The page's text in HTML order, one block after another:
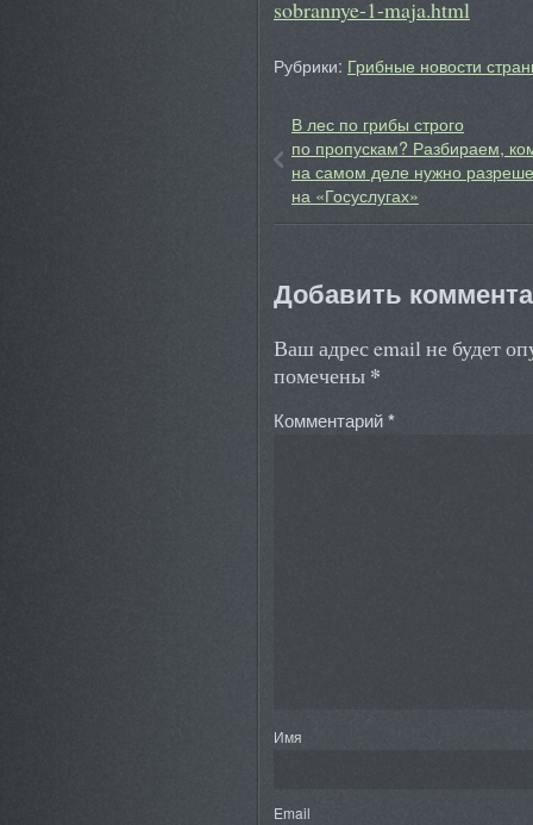
sobrannye-1-maja.html
Рубрики: Грибные новости
В лес по грибы строго
по пропускам? Разбираем,
на самом деле нужно
на «Госуслугах»
Добавить
Ваш адрес email не будет
помечены *
Комментарий*
Имя
Email